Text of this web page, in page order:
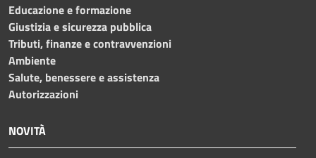
Educazione e formazione
Giustizia e sicurezza pubblica
Tributi, finanze e contravvenzioni
Ambiente
Salute, benessere e assistenza
Autorizzazioni
NOVITÀ